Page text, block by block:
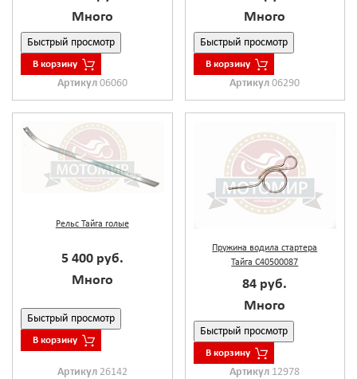
Много
Быстрый просмотр
В корзину
Артикул 06060
Много
Быстрый просмотр
В корзину
Артикул06290
Рельс Тайга голые
5 400 руб.
Много
Быстрый просмотр
В корзину
Артикул 26142
Пружина водила стартера
Тайга С40500087
84 руб.
Много
Быстрый просмотр
В корзину
Артикул 12978